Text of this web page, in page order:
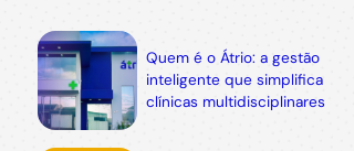
Quem é o Átrio: a gestão
inteligente que simplifica
clínicas multidisciplinares